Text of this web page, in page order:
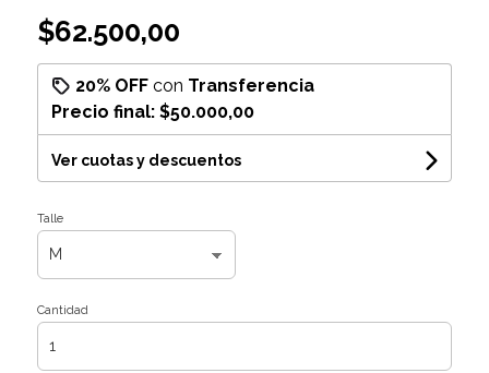
$62.500,00
20% OFFcon Transferencia
Precio final: $50.000,00
Ver cuotas y descuentos
Talle
Cantidad